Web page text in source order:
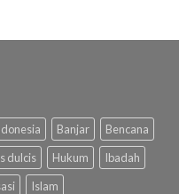
Banjar
Bencana
dulcis Hukum
Ibadah
Islam